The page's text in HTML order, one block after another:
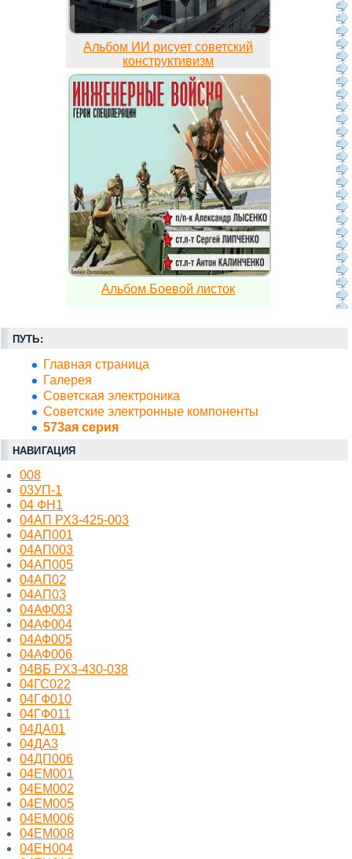
Альбом ИИ рисует советский
конструктивизм
Альбом Боевой листок
ПУТЬ:
Главная страница
Галерея
Советская электроника
Советские электронные компоненты
573ая серия
НАВИГАЦИЯ
008
03УП-1
04 ФН1
04АП РХ3-425-003
04АП001
04АП003
04АП005
04АП02
04АП03
04АФ003
04АФ004
04АФ005
04АФ006
04ВБ РХ3-430-038
04ГС022
04ГФ010
04ГФ011
04ДА01
04ДА3
04ДП006
04ЕМ001
04ЕМ002
04ЕМ005
04ЕМ006
04ЕМ008
04ЕН004